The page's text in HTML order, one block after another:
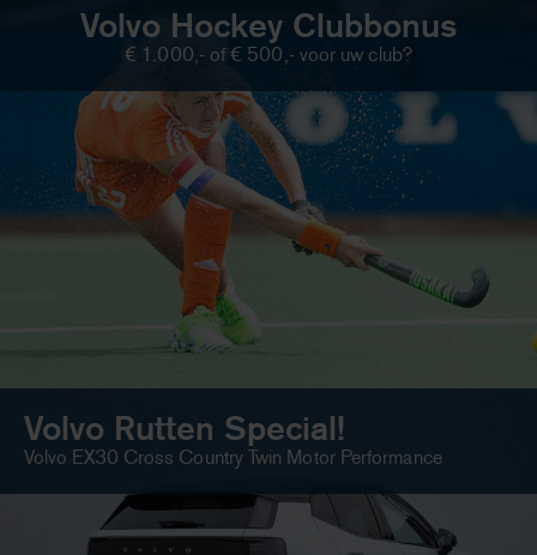
Volvo Hockey Clubbonus
€ 1.000,- of € 500,- voor uw club?
Volvo Rutten Special!
Volvo EX30 Cross Country Twin Motor Performance